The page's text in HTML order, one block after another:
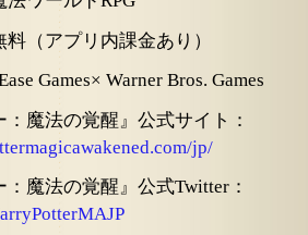
（アプリ内課金あり）
Games× Warner Bros. Games
：魔法の覚醒』公式サイト：
jp/
：魔法の覚醒』公式Twitter：